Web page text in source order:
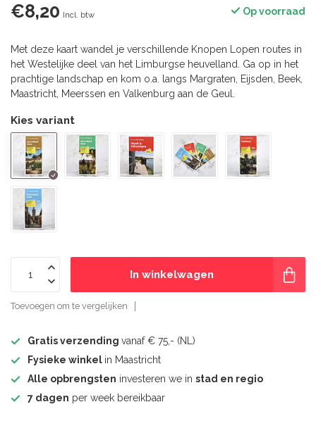
€8,20 Incl. btw Op voorraad
Met deze kaart wandel je verschillende Knopen Lopen routes in
het Westelijke deel van het Limburgse heuvelland. Ga op in het
prachtige landschap en kom o.a. langs Margraten, Eijsden, Beek,
Maastricht, Meerssen en Valkenburg aan de Geul.
Kies variant
In winkelwagen
Toevoegen om te vergelijken
Gratis verzending vanaf € 75,- (NL)
Fysieke winkel in Maastricht
Alle opbrengsten investeren we in stad en regio
7 dagen per week bereikbaar